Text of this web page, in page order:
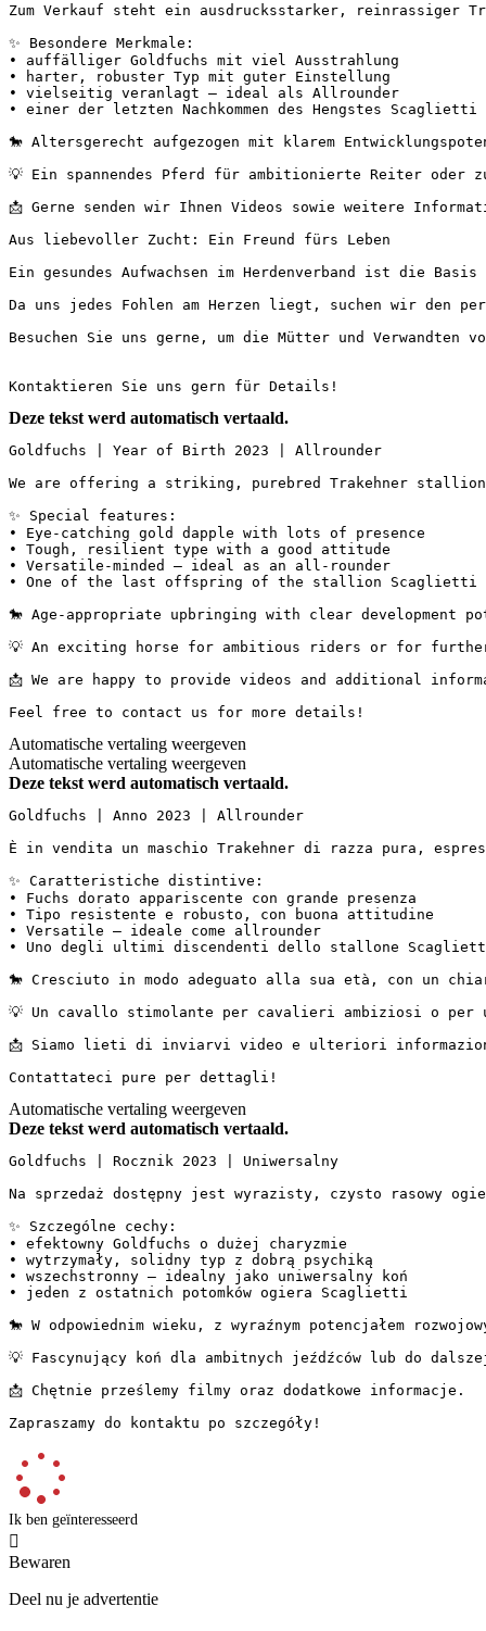
Zum Verkauf steht ein ausdrucksstarker, reinrassiger
✨ Besondere Merkmale:
• auffälliger Goldfuchs mit viel Ausstrahlung
• harter, robuster Typ mit guter Einstellung
• vielseitig veranlagt – ideal als Allrounder
• einer der letzten Nachkommen des Hengstes Scaglietti
🐎 Altersgerecht aufgezogen mit klarem
💡 Ein spannendes Pferd für ambitionierte Reiter oder
📩 Gerne senden wir Ihnen Videos sowie weitere
Aus liebevoller Zucht: Ein Freund fürs Leben
Ein gesundes Aufwachsen im Herdenverband ist die
Da uns jedes Fohlen am Herzen liegt, suchen wir den
Besuchen Sie uns gerne, um die Mütter und
Kontaktieren Sie uns gern für Details!
Deze tekst werd automatisch vertaald.
Goldfuchs | Year of Birth 2023 | Allrounder
We are offering a striking, purebred Trakehner
✨ Special features:
• Eye-catching gold dapple with lots of presence
• Tough, resilient type with a good attitude
• Versatile-minded – ideal as an all-rounder
• One of the last offspring of the stallion Scaglietti
🐎 Age-appropriate upbringing with clear
💡 An exciting horse for ambitious riders or for
📩 We are happy to provide videos and additional
Feel free to contact us for more details!
Automatische vertaling weergeven
Automatische vertaling weergeven
Deze tekst werd automatisch vertaald.
Goldfuchs | Anno 2023 | Allrounder
È in vendita un maschio Trakehner di razza pura,
✨ Caratteristiche distintive:
• Fuchs dorato appariscente con grande presenza
• Tipo resistente e robusto, con buona attitudine
• Versatile – ideale come allrounder
• Uno degli ultimi discendenti dello stallone
🐎 Cresciuto in modo adeguato alla sua età, con un
💡 Un cavallo stimolante per cavalieri ambiziosi o
📩 Siamo lieti di inviarvi video e ulteriori
Contattateci pure per dettagli!
Automatische vertaling weergeven
Deze tekst werd automatisch vertaald.
Goldfuchs | Rocznik 2023 | Uniwersalny
Na sprzedaż dostępny jest wyrazisty, czysto rasowy
✨ Szczególne cechy:
• efektowny Goldfuchs o dużej charyzmie
• wytrzymały, solidny typ z dobrą psychiką
• wszechstronny – idealny jako uniwersalny koń
• jeden z ostatnich potomków ogiera Scaglietti
🐎 W odpowiednim wieku, z wyraźnym potencjałem
💡 Fascynujący koń dla ambitnych jeźdźców lub do
📩 Chętnie prześlemy filmy oraz dodatkowe informacje.
Zapraszamy do kontaktu po szczegóły!
Ik ben geïnteresseerd

Bewaren
Deel nu je advertentie